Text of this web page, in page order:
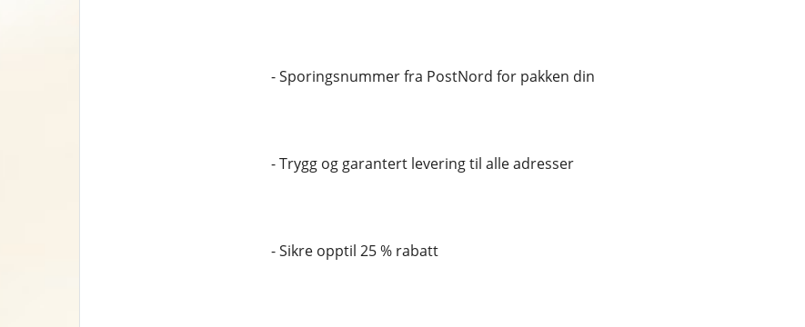
- Sporingsnummer fra PostNord for pakken din
- Trygg og garantert levering til alle adresser
- Sikre opptil 25 % rabatt